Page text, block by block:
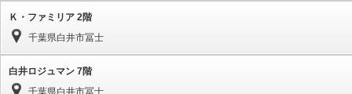
Ｋ・ファミリア 2階
千葉県白井市冨士
白井ロジュマン 7階
千葉県白井市冨士